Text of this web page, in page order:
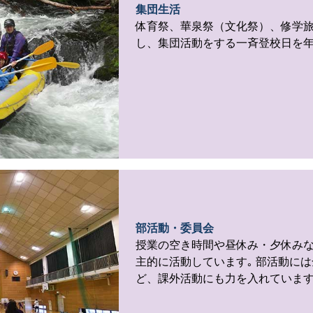
集団生活
体育祭、華泉祭（文化祭）、修学
し、集団活動をする一斉登校日を
部活動・委員会
授業の空き時間や昼休み・夕休み
主的に活動しています｡ 部活動に
ど、課外活動にも力を入れていま